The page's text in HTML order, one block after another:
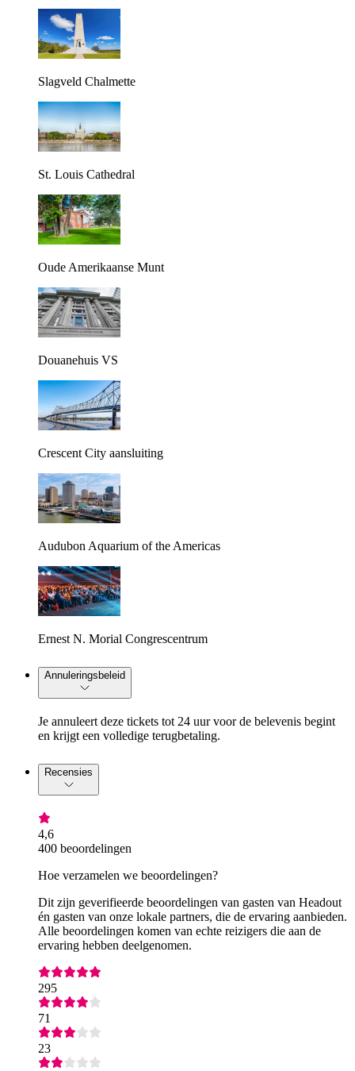
Slagveld Chalmette
St. Louis Cathedral
Oude Amerikaanse Munt
Douanehuis VS
Crescent City aansluiting
Audubon Aquarium of the Americas
Ernest N. Morial Congrescentrum
Annuleringsbeleid
Je annuleert deze tickets tot 24 uur voor de belevenis begint
en krijgt een volledige terugbetaling.
Recensies
4,6
400 beoordelingen
Hoe verzamelen we beoordelingen?
Dit zijn geverifieerde beoordelingen van gasten van Headout
én gasten van onze lokale partners, die de ervaring aanbieden.
Alle beoordelingen komen van echte reizigers die aan de
ervaring hebben deelgenomen.
295
71
23